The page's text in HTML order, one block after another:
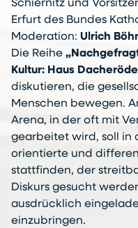
Schiernitz und
Erfurt des Bundes
Moderation: Ulrich
Die Reihe
Kultur: Haus
diskutieren, die
Menschen bewegen.
Arena, in der oft mit
gearbeitet wird, soll in
orientierte und
stattfinden, der
Diskurs gesucht
ausdrücklich
einzubringen.